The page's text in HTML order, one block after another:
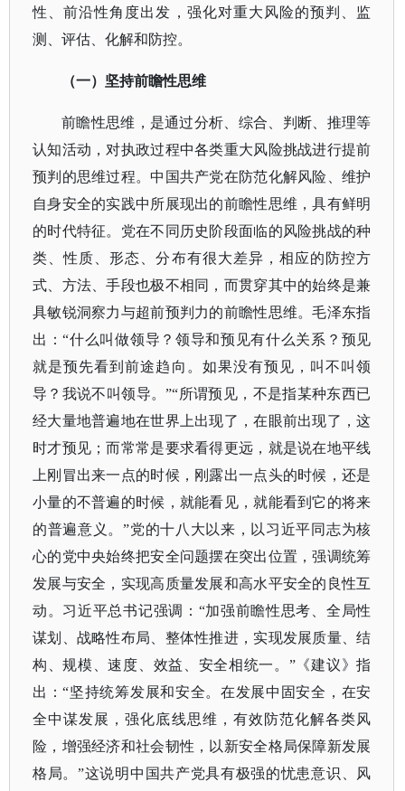
性、前沿性角度出发，强化对重大风险的预判、监
测、评估、化解和防控。
（一）坚持前瞻性思维
前瞻性思维，是通过分析、综合、判断、推理等
认知活动，对执政过程中各类重大风险挑战进行提前
预判的思维过程。中国共产党在防范化解风险、维护
自身安全的实践中所展现出的前瞻性思维，具有鲜明
的时代特征。党在不同历史阶段面临的风险挑战的种
类、性质、形态、分布有很大差异，相应的防控方
式、方法、手段也极不相同，而贯穿其中的始终是兼
具敏锐洞察力与超前预判力的前瞻性思维。毛泽东指
出：“什么叫做领导？领导和预见有什么关系？预见
就是预先看到前途趋向。如果没有预见，叫不叫领
导？我说不叫领导。”“所谓预见，不是指某种东西已
经大量地普遍地在世界上出现了，在眼前出现了，这
时才预见；而常常是要求看得更远，就是说在地平线
上刚冒出来一点的时候，刚露出一点头的时候，还是
小量的不普遍的时候，就能看见，就能看到它的将来
的普遍意义。”党的十八大以来，以习近平同志为核
心的党中央始终把安全问题摆在突出位置，强调统筹
发展与安全，实现高质量发展和高水平安全的良性互
动。习近平总书记强调：“加强前瞻性思考、全局性
谋划、战略性布局、整体性推进，实现发展质量、结
构、规模、速度、效益、安全相统一。”《建议》指
出：“坚持统筹发展和安全。在发展中固安全，在安
全中谋发展，强化底线思维，有效防范化解各类风
险，增强经济和社会韧性，以新安全格局保障新发展
格局。”这说明中国共产党具有极强的忧患意识、风